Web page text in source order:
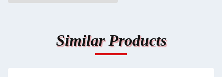
Similar Products